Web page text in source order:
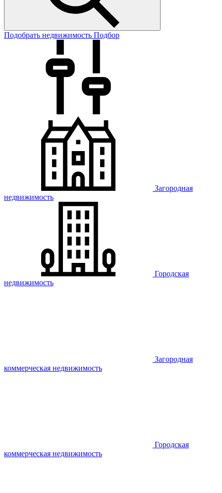
Подобрать недвижимость Подбор
Загородная
недвижимость
Городская
недвижимость
Загородная
коммерческая недвижимость
Городская
коммерческая недвижимость